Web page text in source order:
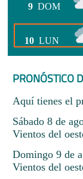
9 DOM
10 LUN
PRONÓSTICO
Aquí tienes el
Sábado 8 de
Vientos del
Domingo 9 de
Vientos del